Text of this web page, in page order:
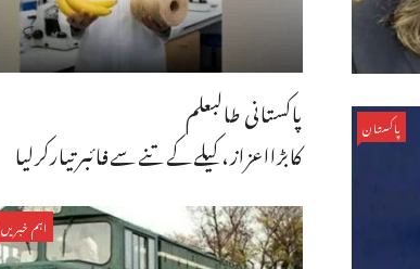
پاکستان
پاکستانی طالبعلم
کابڑااعزاز،کیلےکےتنےسےفائبرتیارکرلیا
اہم خبریں